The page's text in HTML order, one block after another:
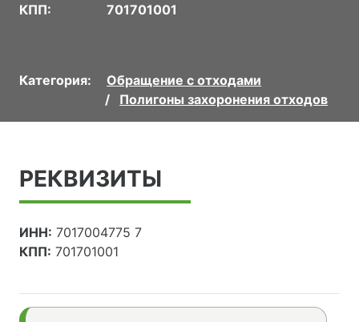
КПП:
701701001
Категория:
Обращение с отходами
Полигоны захоронения отходов
РЕКВИЗИТЫ
ИНН: 7017004775 7
КПП: 701701001